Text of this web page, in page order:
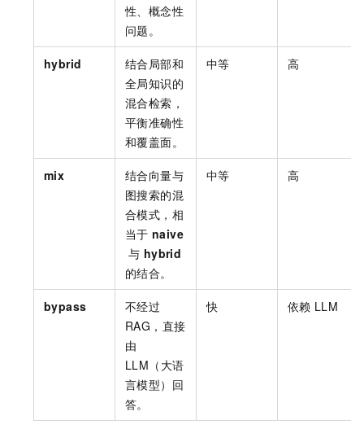
性、概念性
问题。
hybrid
结合局部和
全局知识的
混合检索，
平衡准确性
和覆盖面。
中等 高
mix
结合向量与
图搜索的混
合模式，相
当于 naive
与 hybrid
的结合。
中等 高
bypass
不经过
RAG，直接
由
LLM（大语
言模型）回
答。
快 依赖 LLM